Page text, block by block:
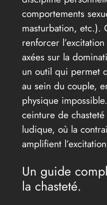
comportements
masturbation, etc.).
renforcer
axées sur la
un outil qui permet
au sein du couple,
physique
ceinture de
ludique, où la
amplifient
Un guide
la chasteté.